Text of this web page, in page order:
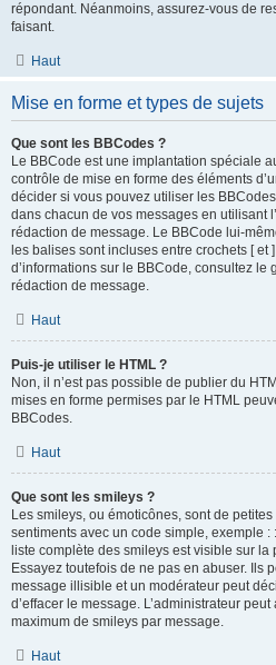
répondant. Néanmoins, assurez-vous de
faisant.
Haut
Mise en forme et types de sujets
Que sont les BBCodes ?
Le BBCode est une implantation spéciale
contrôle de mise en forme des éléments
décider si vous pouvez utiliser les
dans chacun de vos messages en utilisant
rédaction de message. Le BBCode lui-
les balises sont incluses entre crochets [ et
d’informations sur le BBCode, consultez
rédaction de message.
Haut
Puis-je utiliser le HTML ?
Non, il n’est pas possible de publier du
mises en forme permises par le HTML
BBCodes.
Haut
Que sont les smileys ?
Les smileys, ou émoticônes, sont de
sentiments avec un code simple, exemple
liste complète des smileys est visible sur
Essayez toutefois de ne pas en abuser. Ils
message illisible et un modérateur peut
d’effacer le message. L’administrateur
maximum de smileys par message.
Haut